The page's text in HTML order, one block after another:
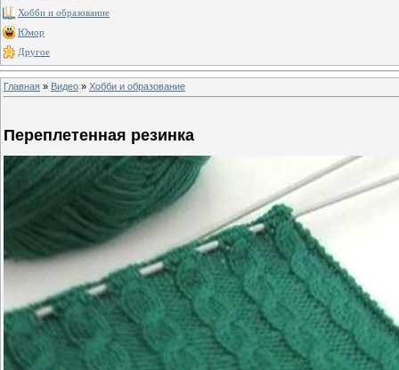
Хобби и образование
Юмор
Другое
Главная » Видео » Хобби и образование
Переплетенная резинка